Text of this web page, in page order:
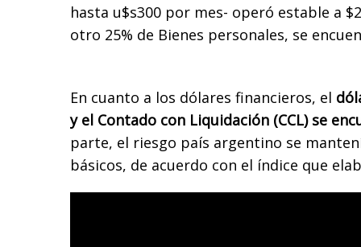
hasta u$s300 por mes- operó estable a
otro 25% de Bienes personales, se
En cuanto a los dólares financieros, el
y el Contado con Liquidación (CCL) se
parte, el riesgo país argentino se
básicos, de acuerdo con el índice que